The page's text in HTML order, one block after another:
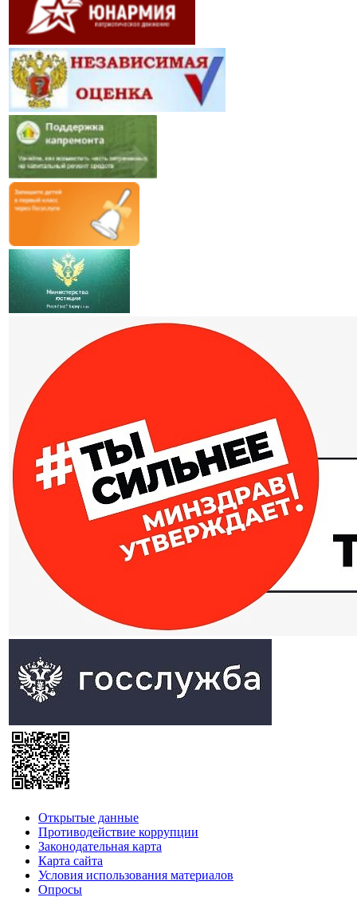
Открытые данные
Противодействие коррупции
Законодательная карта
Карта сайта
Условия использования материалов
Опросы